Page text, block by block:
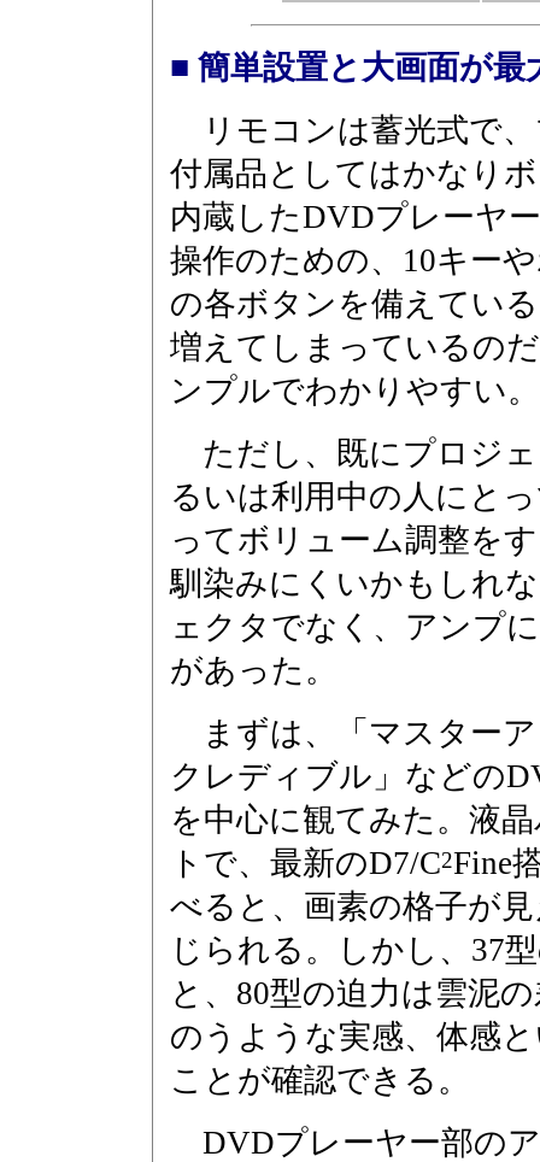
■ 簡単設置と大画面が最
リモコンは蓄光式で
付属品としてはかなり
内蔵したDVDプレーヤ
操作のための、10キー
の各ボタンを備えてい
増えてしまっているの
ンプルでわかりやすい。
ただし、既にプロジ
るいは利用中の人にと
ってボリューム調整を
馴染みにくいかもしれ
ェクタでなく、アンプ
があった。
まずは、「マスター
クレディブル」などの
を中心に観てみた。液
トで、最新のD7/C2Fine
べると、画素の格子が
じられる。しかし、37
と、80型の迫力は雲泥
のうような実感、体感
ことが確認できる。
DVDプレーヤー部の